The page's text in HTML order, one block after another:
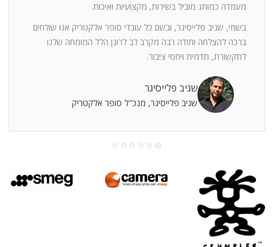
מעמדה כמותג מוביל בשירות, מקצועיות ואיכות.
בשמי, שגיב פלייסיגר, ובשם כל עובדי סופר אלקטריק אנו שולחים
ברכה להצלחה ותודה רבה מקרב לב לרונן הלל המומחה שלנו
לתקשורת, תדמית ויחסי ציבור.
שגיב פלייסיגר
שגיב פלייסיגר, מנכ"ל סופר אלקטריק